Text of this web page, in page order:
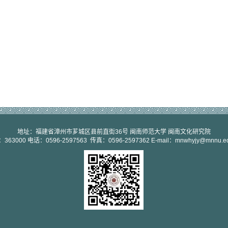
地址：福建省漳州市芗城区县前直街36号 闽南师范大学 闽南文化研究院
363000 电话：0596-2597563 传真：0596-2597362 E-mail：